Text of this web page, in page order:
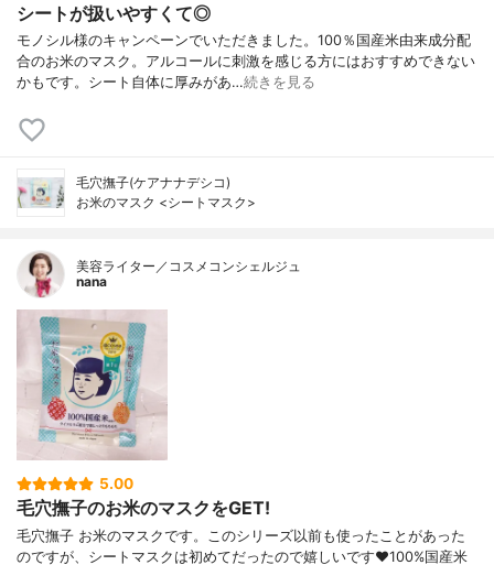
シートが扱いやすくて◎
モノシル様のキャンペーンでいただきました。100％国産米由来成分配
合のお米のマスク。アルコールに刺激を感じる方にはおすすめできない
かもです。シート自体に厚みがあ…続きを見る
毛穴撫子(ケアナナデシコ)
お米のマスク <シートマスク>
美容ライター／コスメコンシェルジュ
nana
5.00
毛穴撫子のお米のマスクをGET!
毛穴撫子 お米のマスクです。このシリーズ以前も使ったことがあった
のですが、シートマスクは初めてだったので嬉しいです❤100%国産米